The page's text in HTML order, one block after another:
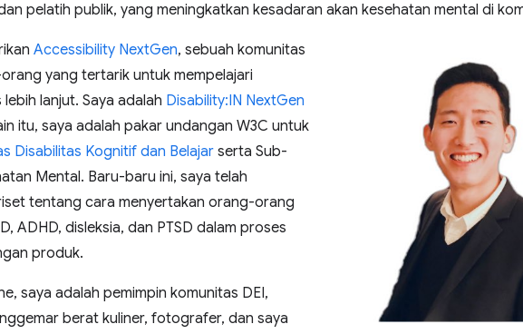
pelatih publik, yang meningkatkan kesadaran akan kesehatan mental di
Accessibility NextGen, sebuah komunitas
yang tertarik untuk mempelajari
lanjut. Saya adalah Disability:IN NextGen
itu, saya adalah pakar undangan W3C untuk
Disabilitas Kognitif dan Belajar serta Sub-
Mental. Baru-baru ini, saya telah
tentang cara menyertakan orang-orang
ADHD, disleksia, dan PTSD dalam proses
produk.
saya adalah pemimpin komunitas DEI,
berat kuliner, fotografer, dan saya